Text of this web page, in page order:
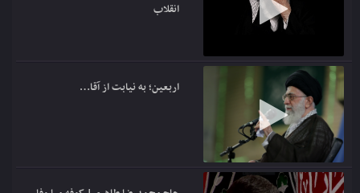
انقلاب
اربعین؛ به نیابت از آقا…